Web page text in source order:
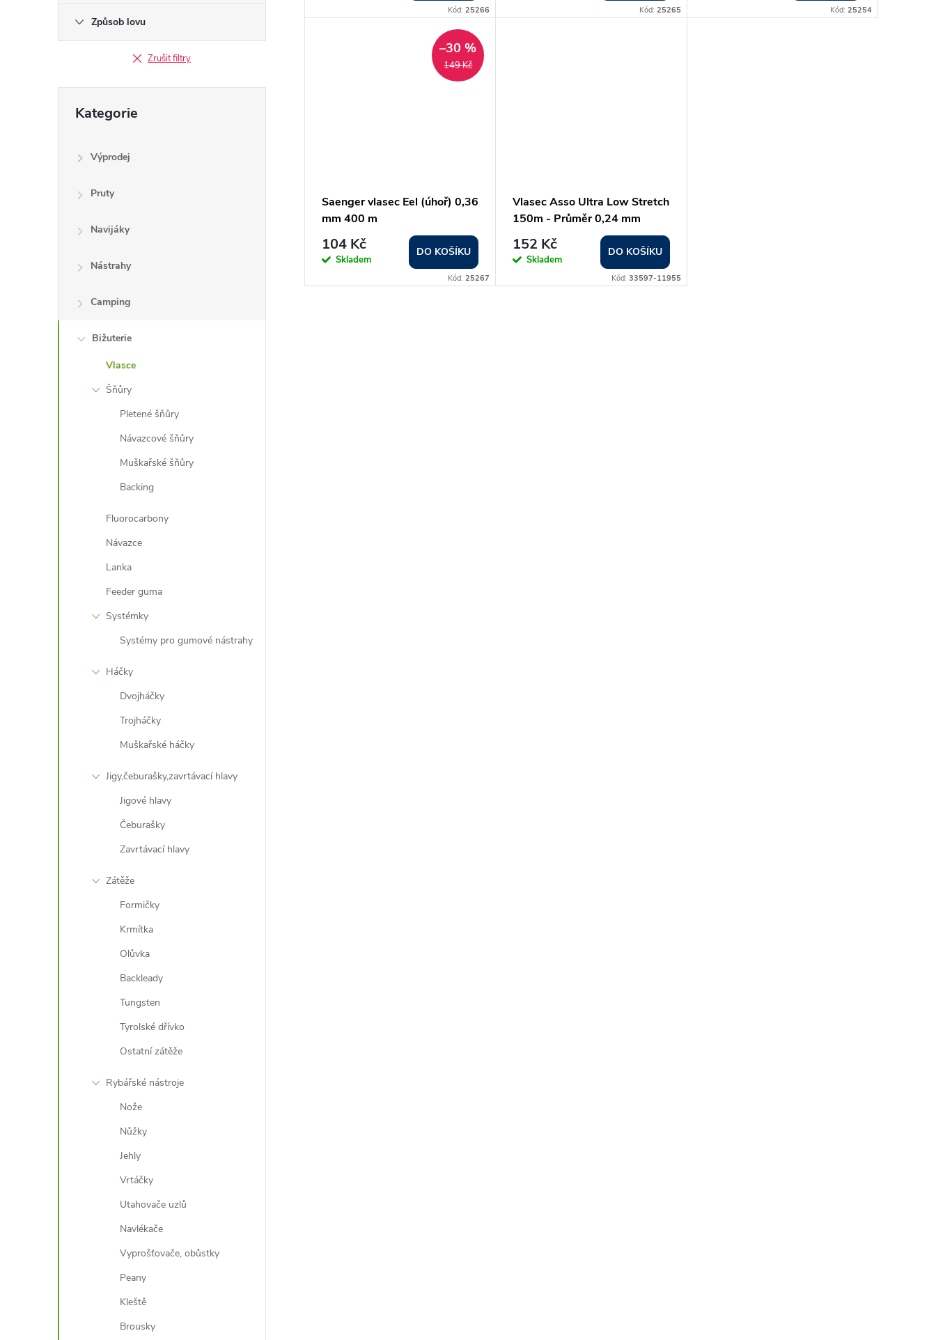
Způsob lovu
Zrušit filtry
kategorie
Kategorie
Výprodej
Pruty
Navijáky
Nástrahy
Camping
Bižuterie
Vlasce
Šňůry
Pletené šňůry
Návazcové šňůry
Muškařské šňůry
Backing
Fluorocarbony
Návazce
Lanka
Feeder guma
Systémky
Systémy pro gumové nástrahy
Háčky
Dvojháčky
Trojháčky
Muškařské háčky
Jigy,čeburašky,zavrtávací hlavy
Jigové hlavy
Čeburašky
Zavrtávací hlavy
Zátěže
Formičky
Krmítka
Olůvka
Backleady
Tungsten
Tyrolské dřívko
Ostatní zátěže
Rybářské nástroje
Nože
Nůžky
Jehly
Vrtáčky
Utahovače uzlů
Navlékače
Vyprošťovače, obůstky
Peany
Kleště
Brousky
Kód:25266 Kód: 25265 Kód: 25254
149 Kč
–30 %
Saenger vlasec Eel (úhoř) 0,36
mm 400 m
104 Kč
Skladem
DO KOŠÍKU
Kód:25267
Vlasec Asso Ultra Low Stretch
150m - Průměr 0,24 mm
152 Kč
Skladem
DO KOŠÍKU
Kód: 33597-11955